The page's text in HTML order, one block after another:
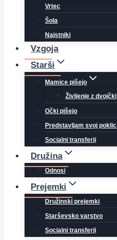
Vrtec
Šola
Najstniki
Vzgoja
Starši
Mamice pišejo
Življenje z dvojčki
Očki pišejo
Predstavljam svoj poklic
Socialni transferji
Družina
Odnosi
Prejemki
Družinski prejemki
Starševsko varstvo
Socialni transferji